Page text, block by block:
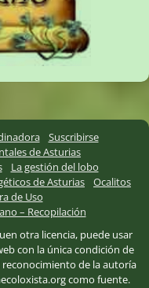
Suscribirse
de Asturias
La gestión del lobo
de Asturias
Ocalitos
de Uso
– Recopilación
otra licencia, puede usar
con la única condición de
de la autoría
como fuente.